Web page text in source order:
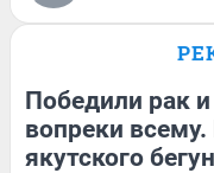
Победили рак
вопреки
якутского